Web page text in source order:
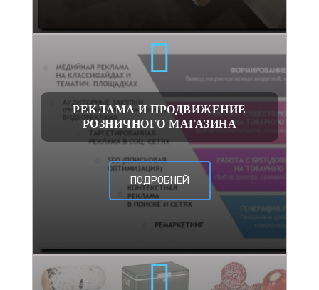
РЕКЛАМА И ПРОДВИЖЕНИЕ
РОЗНИЧНОГО МАГАЗИНА
ПОДРОБНЕЙ